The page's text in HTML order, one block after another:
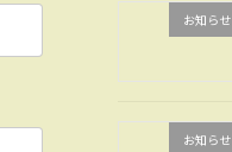
お知らせ
お知らせ